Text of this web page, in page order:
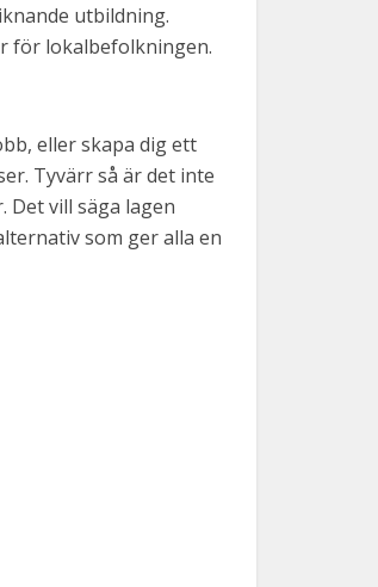
utbildning.
för lokalbefolkningen.
eller skapa dig ett
Tyvärr så är det inte
vill säga lagen
som ger alla en